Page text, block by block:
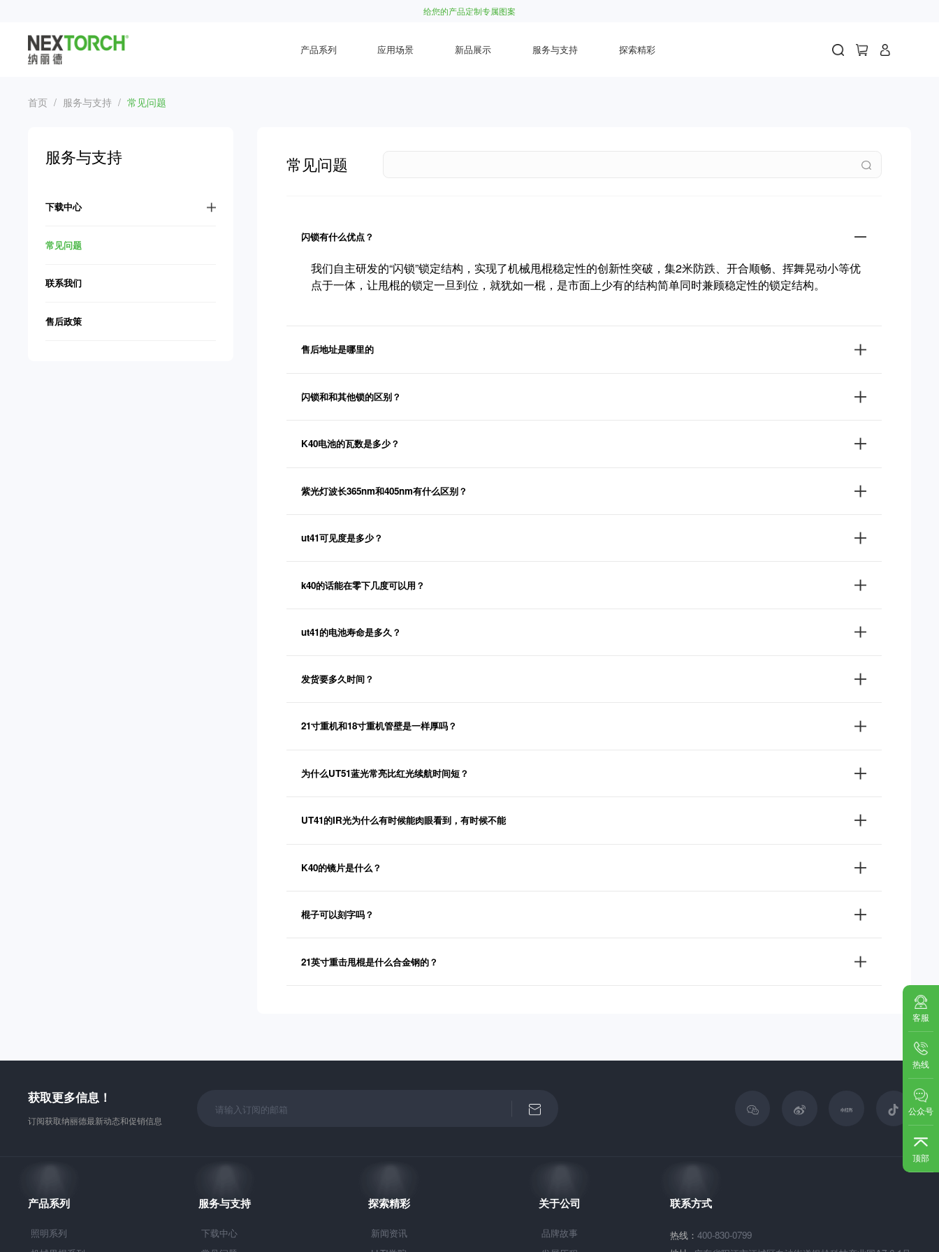
给您的产品定制专属图案
产品系列 应用场景 新品展示 服务与支持 探索精彩
首页 / 服务与支持 / 常见问题
服务与支持
下载中心
常见问题
联系我们
售后政策
常见问题
闪锁有什么优点？
我们自主研发的“闪锁”锁定结构，实现了机械甩棍稳定性的创新性突破，集2米防跌、开合顺畅、挥舞晃动小等优
点于一体，让甩棍的锁定一旦到位，就犹如一棍，是市面上少有的结构简单同时兼顾稳定性的锁定结构。
售后地址是哪里的
闪锁和和其他锁的区别？
K40电池的瓦数是多少？
紫光灯波长365nm和405nm有什么区别？
ut41可见度是多少？
k40的话能在零下几度可以用？
ut41的电池寿命是多久？
发货要多久时间？
21寸重机和18寸重机管壁是一样厚吗？
为什么UT51蓝光常亮比红光续航时间短？
UT41的IR光为什么有时候能肉眼看到，有时候不能
K40的镜片是什么？
棍子可以刻字吗？
21英寸重击甩棍是什么合金钢的？
获取更多信息！
订阅获取纳丽德最新动态和促销信息
产品系列
照明系列
服务与支持
下载中心
探索精彩
新闻资讯
关于公司
品牌故事
联系方式
热线： 400-830-0799
客服
热线
公众号
顶部